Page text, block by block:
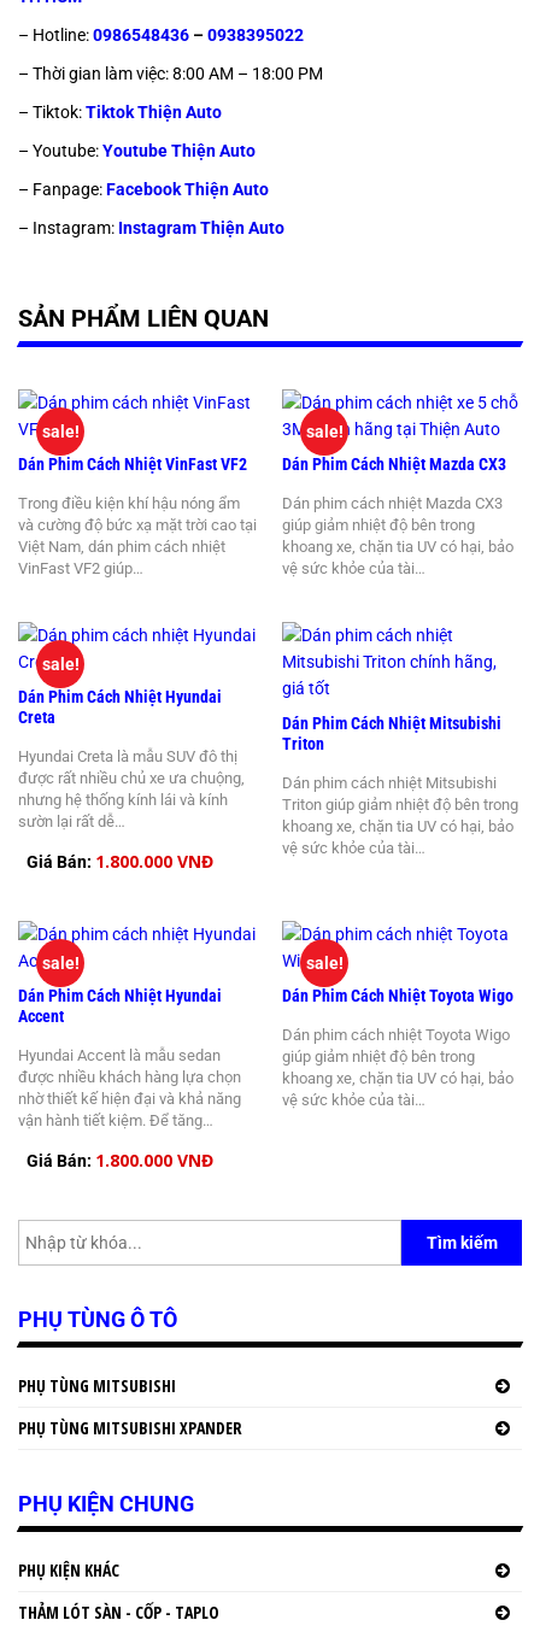
– Hotline:0986548436 –0938395022
– Thời gian làm việc: 8:00 AM – 18:00 PM
– Tiktok:Tiktok Thiện Auto
– Youtube:Youtube Thiện Auto
– Fanpage:Facebook Thiện Auto
– Instagram: Instagram Thiện Auto
SẢN PHẨM LIÊN QUAN
Dán Phim Cách Nhiệt VinFast VF2
Trong điều kiện khí hậu nóng ẩm
và cường độ bức xạ mặt trời cao tại
Việt Nam, dán phim cách nhiệt
VinFast VF2 giúp…
sale!
Dán Phim Cách Nhiệt Mazda CX3
Dán phim cách nhiệt Mazda CX3
giúp giảm nhiệt độ bên trong
khoang xe, chặn tia UV có hại, bảo
vệ sức khỏe của tài…
sale!
Dán Phim Cách Nhiệt Hyundai
Creta
Hyundai Creta là mẫu SUV đô thị
được rất nhiều chủ xe ưa chuộng,
nhưng hệ thống kính lái và kính
sườn lại rất dễ…
Giá Bán: 1.800.000 VNĐ
sale!
Dán Phim Cách Nhiệt Mitsubishi
Triton
Dán phim cách nhiệt Mitsubishi
Triton giúp giảm nhiệt độ bên trong
khoang xe, chặn tia UV có hại, bảo
vệ sức khỏe của tài…
Dán Phim Cách Nhiệt Hyundai
Accent
Hyundai Accent là mẫu sedan
được nhiều khách hàng lựa chọn
nhờ thiết kế hiện đại và khả năng
vận hành tiết kiệm. Để tăng…
Giá Bán: 1.800.000 VNĐ
sale!
Dán Phim Cách Nhiệt Toyota Wigo
Dán phim cách nhiệt Toyota Wigo
giúp giảm nhiệt độ bên trong
khoang xe, chặn tia UV có hại, bảo
vệ sức khỏe của tài…
sale!
Tìm kiếm
PHỤ TÙNG Ô TÔ
PHỤ TÙNG MITSUBISHI
PHỤ TÙNG MITSUBISHI XPANDER
PHỤ KIỆN CHUNG
PHỤ KIỆN KHÁC
THẢM LÓT SÀN - CỐP - TAPLO